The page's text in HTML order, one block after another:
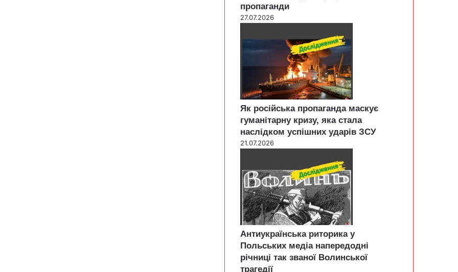
пропаганди
27.07.2026
Як російська пропаганда маскує
гуманітарну кризу, яка стала
наслідком успішних ударів ЗСУ
21.07.2026
Антиукраїнська риторика у
Польських медіа напередодні
річниці так званої Волинської
трагедії